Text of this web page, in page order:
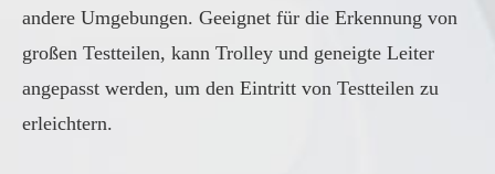
andere Umgebungen. Geeignet für die Erkennung von
großen Testteilen, kann Trolley und geneigte Leiter
angepasst werden, um den Eintritt von Testteilen zu
erleichtern.